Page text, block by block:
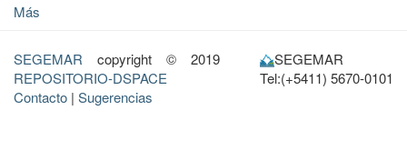
Más
SEGEMAR copyright © 2019
REPOSITORIO-DSPACE
Contacto | Sugerencias
SEGEMAR
Tel:(+5411) 5670-0101